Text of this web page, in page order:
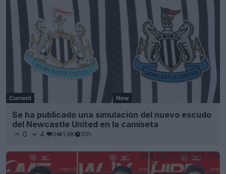
Se ha publicado una simulación del nuevo escudo
del Newcastle United en la camiseta
0 4 0 1.9K 10h